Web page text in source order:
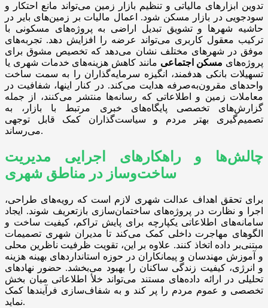
تدوین ابزارهای مالیاتی و تنظیم بازار زمین می‌تواند مانع احتکار و
سودجویی در بازار مسکن شود. اعمال مالیات بر زمین‌های بایر در
حاشیه شهرها و تشویق تبدیل اراضی به پروژه‌های مسکونی با
ترکیب معقول کاربری می‌تواند عرضه را افزایش دهد. تجربه‌های
موفق در شهرهای مختلف نشان می‌دهد که تخصیص مشوق برای
پروژه‌های مسکن اجتماعی مانند کاهش هزینه‌های خدمات شهری یا
تسهیلات بانکی هدفمند، انگیزه سرمایه‌گذاران را به سمت ساخت
واحدهای مقرون‌به‌صرفه هدایت می‌کند. در کنار اینها، شفافیت در
معاملات زمین و اطلاعاتی که رسانه‌ها منتشر می‌کنند، از جمله
گزارش‌های تخصصی پایگاه‌های خبری مرتبط با بازار، به
تصمیم‌گیری بهتر مردم و سیاست‌گذاران کمک قابل توجهی
می‌رساند.
چالش‌ها و راهکارهای اجرایی مدیریت
ساخت‌وساز در مناطق شهری
برای تحقق اهداف عدالت شهری لازم است که رویه‌های طراحی،
اجرا و نظارت در پروژه‌های ساختمان‌سازی بازتعریف شوند. ایجاد
سامانه‌های اطلاعاتی یکپارچه برای پایش تراکم، کیفیت ساخت و
الگوهای مهاجرت داخلی کمک می‌کند تا مدیران شهری تصمیمات
مبتنی‌بر داده اتخاذ کنند. علاوه بر این، تقویت ظرفیت ناظرین محلی
و آموزش مهندسان و پیمانکاران در حوزه استانداردهای بهینه هزینه
و انرژی، کیفیت زندگی ساکنان را بهبود می‌بخشد. حضور نهادهای
تحلیلی در ارائه داده‌های مستند می‌تواند خلأ اطلاعاتی میان بخش
تخصصی و عموم مردم را پر کند و به شفاف‌سازی فرآیندها کمک
نماید.